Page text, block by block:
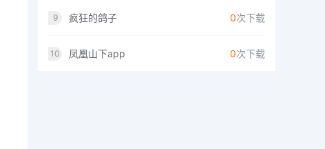
9 疯狂的鸽子 0次下载
10 凤凰山下app 0次下载